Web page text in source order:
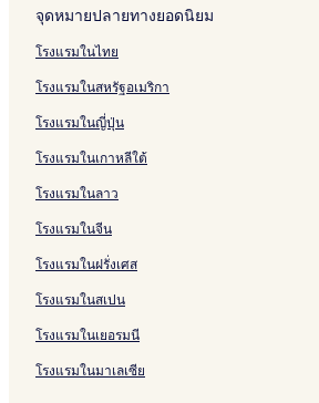
จุดหมายปลายทางยอดนิยม
โรงแรมในไทย
โรงแรมในสหรัฐอเมริกา
โรงแรมในญี่ปุ่น
โรงแรมในเกาหลีใต้
โรงแรมในลาว
โรงแรมในจีน
โรงแรมในฝรั่งเศส
โรงแรมในสเปน
โรงแรมในเยอรมนี
โรงแรมในมาเลเซีย